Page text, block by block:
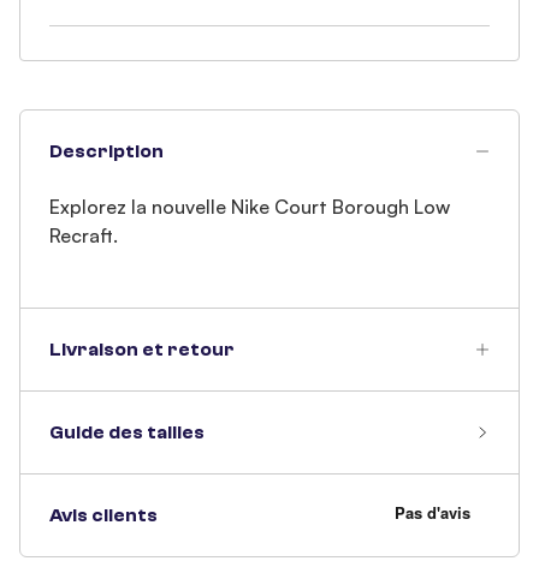
Description
Explorez la nouvelle Nike Court Borough Low
Recraft.
Livraison et retour
Guide des tailles
Avis clients